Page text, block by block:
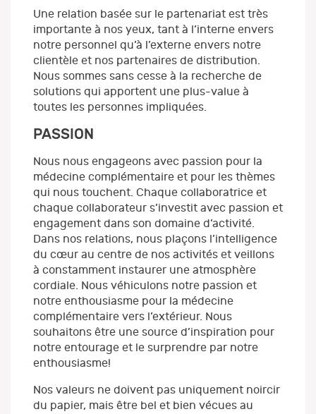
Une relation basée sur le partenariat est très
importante à nos yeux, tant à l’interne envers
notre personnel qu’à l’externe envers notre
clientèle et nos partenaires de distribution.
Nous sommes sans cesse à la recherche de
solutions qui apportent une plus-value à
toutes les personnes impliquées.
PASSION
Nous nous engageons avec passion pour la
médecine complémentaire et pour les thèmes
qui nous touchent. Chaque collaboratrice et
chaque collaborateur s’investit avec passion et
engagement dans son domaine d’activité.
Dans nos relations, nous plaçons l’intelligence
du cœur au centre de nos activités et veillons
à constamment instaurer une atmosphère
cordiale. Nous véhiculons notre passion et
notre enthousiasme pour la médecine
complémentaire vers l’extérieur. Nous
souhaitons être une source d’inspiration pour
notre entourage et le surprendre par notre
enthousiasme!
Nos valeurs ne doivent pas uniquement noircir
du papier, mais être bel et bien vécues au